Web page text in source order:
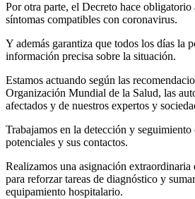
Por otra parte, el Decreto hace obligatorio
síntomas compatibles con coronavirus.
Y además garantiza que todos los días la
información precisa sobre la situación.
Estamos actuando según las
Organización Mundial de la Salud, las
afectados y de nuestros expertos y
Trabajamos en la detección y seguimiento
potenciales y sus contactos.
Realizamos una asignación extraordinaria
para reforzar tareas de diagnóstico y
equipamiento hospitalario.